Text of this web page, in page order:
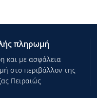
πληρωμή
και με ασφάλεια
στο περιβάλλον της
Πειραιώς